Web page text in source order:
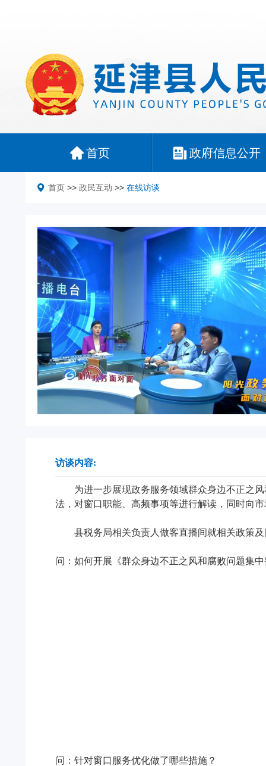
首页 政府信息公开
首页 >> 政民互动 >> 在线访谈
访谈内容:
为进一步展现政务服务领域群众身边不正之
法，对窗口职能、高频事项等进行解读，同时向
县税务局相关负责人做客直播间就相关政策
问：如何开展《群众身边不正之风和腐败问题集
问：针对窗口服务优化做了哪些措施？